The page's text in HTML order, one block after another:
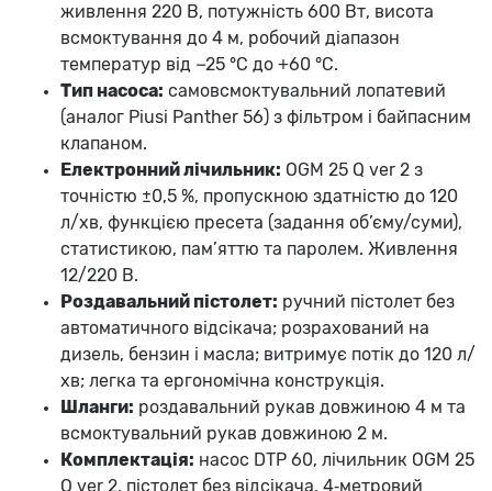
живлення 220 В, потужність 600 Вт, висота
всмоктування до 4 м, робочий діапазон
температур від −25 °C до +60 °C.
Тип насоса: самовсмоктувальний лопатевий
(аналог Piusi Panther 56) з фільтром і байпасним
клапаном.
Електронний лічильник: OGM 25 Q ver 2 з
точністю ±0,5 %, пропускною здатністю до 120
л/хв, функцією пресета (задання об’єму/суми),
статистикою, пам’яттю та паролем. Живлення
12/220 В.
Роздавальний пістолет: ручний пістолет без
автоматичного відсікача; розрахований на
дизель, бензин і масла; витримує потік до 120 л/
хв; легка та ергономічна конструкція.
Шланги: роздавальний рукав довжиною 4 м та
всмоктувальний рукав довжиною 2 м.
Комплектація: насос DTP 60, лічильник OGM 25
Q ver 2, пістолет без відсікача, 4‑метровий